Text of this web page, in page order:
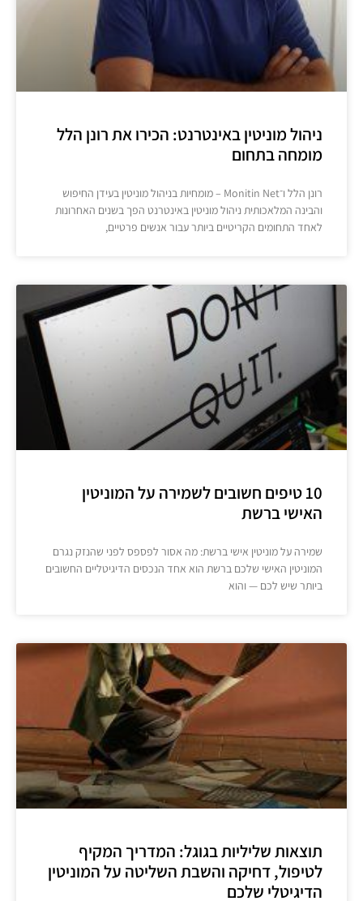
ניהול מוניטין באינטרנט: הכירו את רונן הלל
מומחה בתחום
רונן הלל ו־Monitin Net – מומחיות בניהול מוניטין בעידן החיפוש
והבינה המלאכותית ניהול מוניטין באינטרנט הפך בשנים האחרונות
לאחד התחומים הקריטיים ביותר עבור אנשים פרטיים,
10 טיפים חשובים לשמירה על המוניטין
האישי ברשת
שמירה על מוניטין אישי ברשת: מה אסור לפספס לפני שהנזק נגרם
המוניטין האישי שלכם ברשת הוא אחד הנכסים הדיגיטליים החשובים
ביותר שיש לכם — והוא
תוצאות שליליות בגוגל: המדריך המקיף
לטיפול, דחיקה והשבת השליטה על המוניטין
הדיגיטלי שלכם